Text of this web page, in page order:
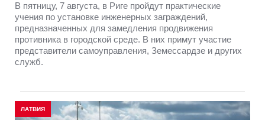
В пятницу, 7 августа, в Риге пройдут практические
учения по установке инженерных заграждений,
предназначенных для замедления продвижения
противника в городской среде. В них примут участие
представители самоуправления, Земессардзе и других
служб.
ЛАТВИЯ